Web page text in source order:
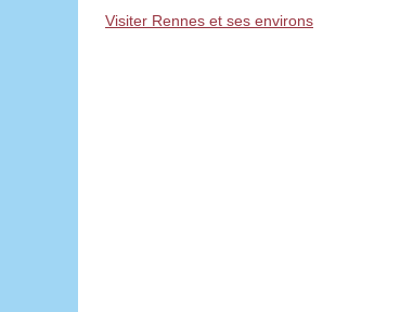
Visiter Rennes et ses environs